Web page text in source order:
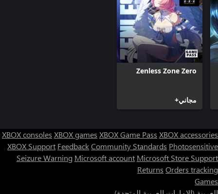
Zenless Zone Zero
مجاني+
XBOX consoles XBOX games XBOX Game Pass XBOX accessories
XBOX Support FeedbackCommunity Standards Photosensitive
Seizure Warning Microsoft account Microsoft Store Support
Returns Orders tracking
Games